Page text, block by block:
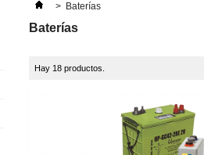
> Baterías
Baterías
Hay 18 productos.